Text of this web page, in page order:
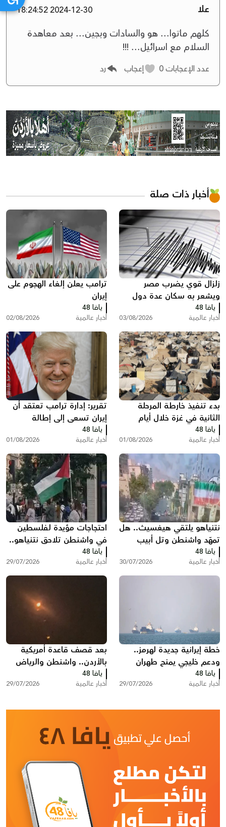
علا 2024-12-30 18:24:52
كلهم ماتوا... هو والسادات وبجين... بعد معاهدة
السلام مع اسرائيل... !!!
عدد الإعجابات إعجاب رد
أخبار ذات صلة
زلزال قوي يضرب مصر
ويشعر به سكان عدة دول
يافا 48
أخبار عالمية 03/08/2026
ترامب يعلن إلغاء الهجوم على
إيران
يافا 48
أخبار عالمية 02/08/2026
بدء تنفيذ خارطة المرحلة
الثانية في غزة خلال أيام
يافا 48
أخبار عالمية 01/08/2026
تقرير: إدارة ترامب تعتقد أن
إيران تسعى إلى إطالة
المفاوضات ودول خليجية
تدعو إلى تصعيد أمريكي
يافا 48
أخبار عالمية 01/08/2026
نتنياهو يلتقي هيغسيث.. هل
تمهّد واشنطن وتل أبيب
لضربة جديدة ضد إيران؟
يافا 48
أخبار عالمية 30/07/2026
احتجاجات مؤيدة لفلسطين
في واشنطن تلاحق نتنياهو..
هتافات وصفارات إنذار أمام
مقر إقامته
يافا 48
أخبار عالمية 29/07/2026
خطة إيرانية جديدة لهرمز..
ودعم خليجي يمنح طهران
نفوذا غير مسبوق
يافا 48
أخبار عالمية 29/07/2026
بعد قصف قاعدة أمريكية
بالأردن.. واشنطن والرياض
تشنان هجوما واسعا شرق
العراق
يافا 48
أخبار عالمية 29/07/2026